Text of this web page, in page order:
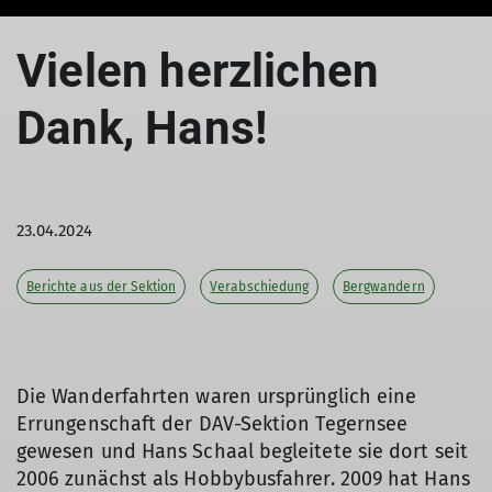
Vielen herzlichen
Dank, Hans!
23.04.2024
Berichte aus der Sektion Verabschiedung Bergwandern
Die Wanderfahrten waren ursprünglich eine
Errungenschaft der DAV-Sektion Tegernsee
gewesen und Hans Schaal begleitete sie dort seit
2006 zunächst als Hobbybusfahrer. 2009 hat Hans